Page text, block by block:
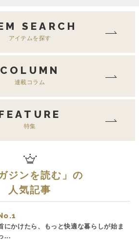
SEARCH
アイテムを探す
COLUMN
連載コラム
特集
ジンを読む 」の
人気記事
にかけたら、もっと快適な暮らしが始ま
...